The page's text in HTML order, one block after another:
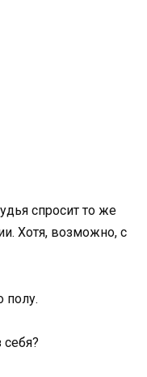
спросит то же
Хотя, возможно, с
полу.